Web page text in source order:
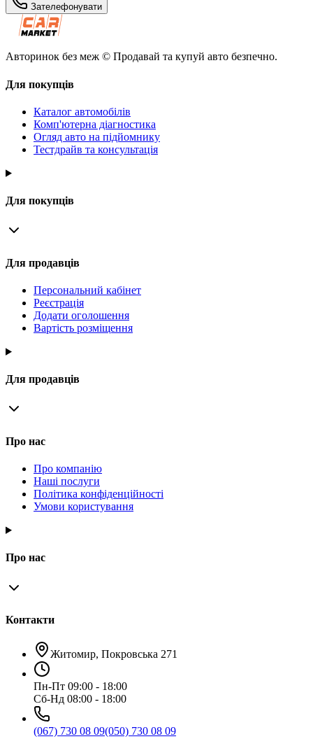
Зателефонувати
Авторинок без меж © Продавай та купуй авто безпечно.
Для покупців
Каталог автомобілів
Комп'ютерна діагностика
Огляд авто на підйомнику
Тестдрайв та консультація
Для покупців
Для продавців
Персональний кабінет
Реєстрація
Додати оголошення
Вартість розміщення
Для продавців
Про нас
Про компанію
Наші послуги
Політика конфіденційності
Умови користування
Про нас
Контакти
Житомир, Покровська 271
Пн-Пт 09:00 - 18:00
Сб-Нд 08:00 - 18:00
(067) 730 08 09(050) 730 08 09